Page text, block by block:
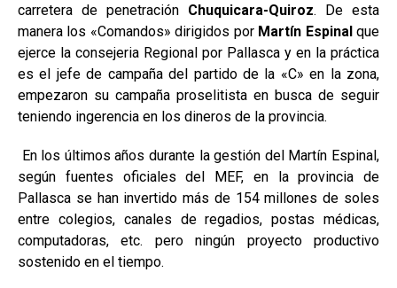
carretera de penetración Chuquicara-Quiroz. De esta
manera los «Comandos» dirigidos por Martín Espinalque
ejerce la consejeria Regional por Pallasca y en la práctica
es el jefe de campaña del partido de la «C» en la zona,
empezaron su campaña proselitista en busca de seguir
teniendo ingerencia en los dineros de la provincia.
En los últimos años durante la gestión del Martín Espinal,
según fuentes oficiales del MEF, en la provincia de
Pallasca se han invertido más de 154 millones de soles
entre colegios, canales de regadios, postas médicas,
computadoras, etc. pero ningún proyecto productivo
sostenido en el tiempo.